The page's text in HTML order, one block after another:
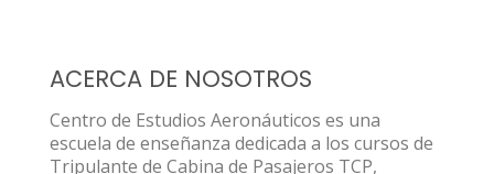
ACERCA DE NOSOTROS
Centro de Estudios Aeronáuticos es una
escuela de enseñanza dedicada a los cursos de
Tripulante de Cabina de Pasajeros TCP,